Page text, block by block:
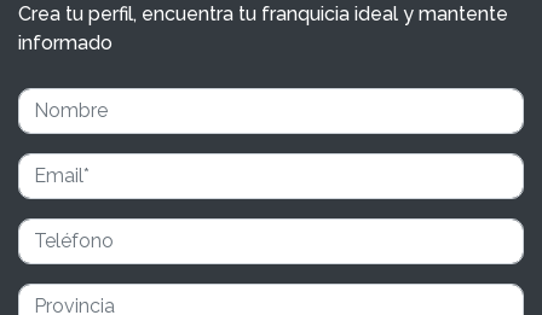
Crea tu perfil, encuentra tu franquicia ideal y mantente
informado